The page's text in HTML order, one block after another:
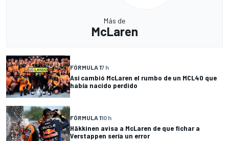
Más de
McLaren
FÓRMULA 17 h
Así cambió McLaren el rumbo de un MCL40 que
había nacido perdido
FÓRMULA 110 h
Häkkinen avisa a McLaren de que fichar a
Verstappen sería un error